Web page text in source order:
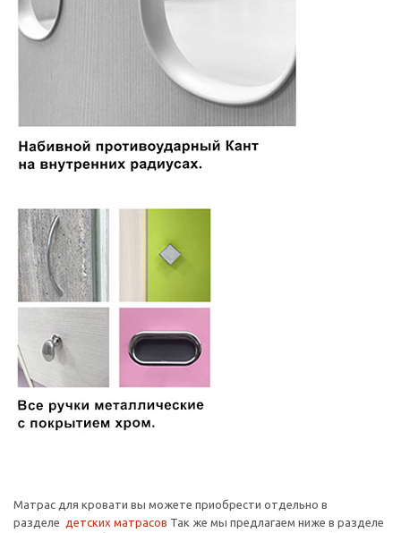
Матрас для кровати вы можете приобрести отдельно в
разделе детских матрасов Так же мы предлагаем ниже в разделе